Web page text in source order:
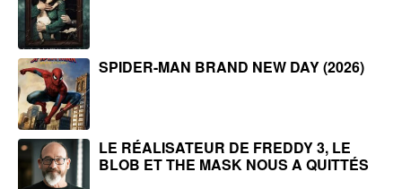
SPIDER-MAN BRAND NEW DAY (2026)
LE RÉALISATEUR DE FREDDY 3, LE
BLOB ET THE MASK NOUS A QUITTÉS